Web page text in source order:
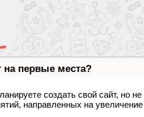
на первые места?
создать свой сайт, но
направленных на